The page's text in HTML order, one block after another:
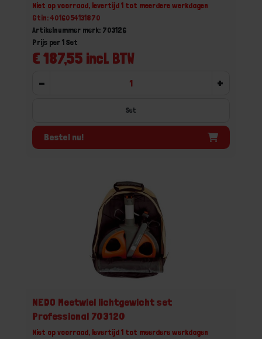
Niet op voorraad, levertijd 1 tot meerdere werkdagen
Gtin: 4016054131870
Artikelnummer merk: 703126
€ 187,55 incl. BTW
Prijs per 1 Set
- +
Set
Bestel nu!
NEDO Meetwiel lichtgewicht set
Professional 703120
Niet op voorraad, levertijd 1 tot meerdere werkdagen